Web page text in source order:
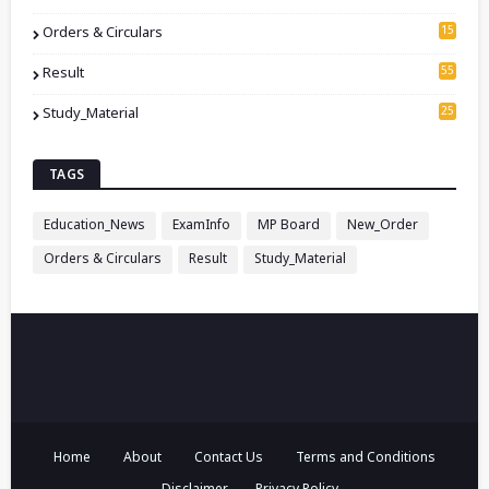
Orders & Circulars
15
Result 55
Study_Material
25
TAGS
Education_News ExamInfo MP Board
New_Order
Orders & Circulars
Result Study_Material
Home About Contact Us
Terms and Conditions